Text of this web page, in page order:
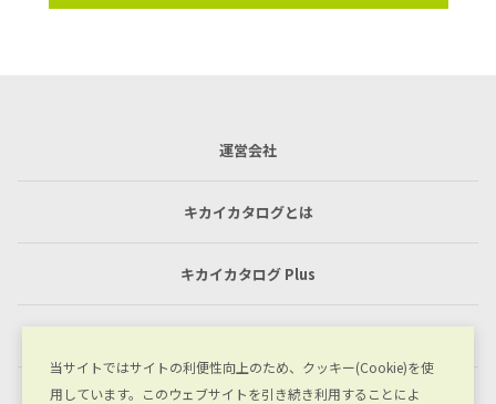
運営会社
キカイカタログとは
キカイカタログ Plus
プライバシーポリシー
当サイトではサイトの利便性向上のため、クッキー(Cookie)を使
用しています。このウェブサイトを引き続き利用することによ